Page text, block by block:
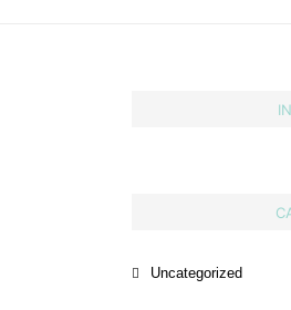
Uncategorized